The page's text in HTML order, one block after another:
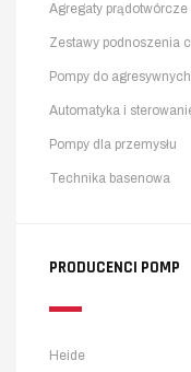
Agregaty prądotwórcze
Zestawy podnoszenia
Pompy do
Automatyka i
Pompy dla przemysłu
Technika basenowa
PRODUCENCI POMP
Heide